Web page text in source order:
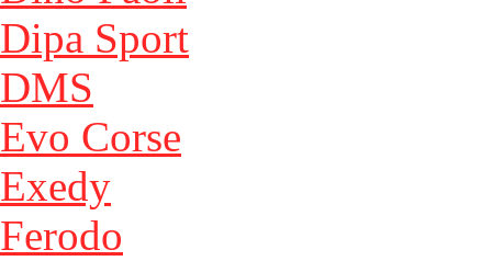
Dipa Sport
DMS
Evo Corse
Exedy
Ferodo